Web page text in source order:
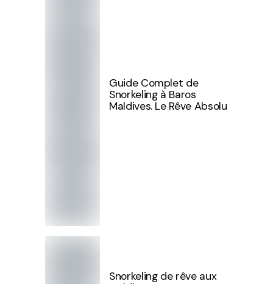
Guide Complet de
Snorkeling à Baros
Maldives. Le Rêve Absolu
Snorkeling de rêve aux